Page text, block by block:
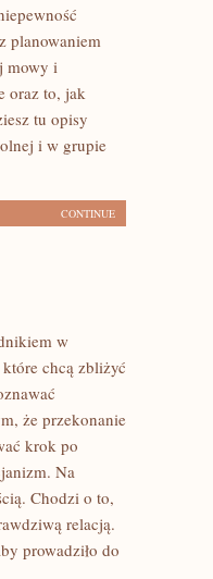
planowaniem
mowy i
oraz to, jak
tu opisy
i w grupie
CONTINUE
w
chcą zbliżyć
że przekonanie
krok po
Na
Chodzi o to,
relacją.
prowadziło do